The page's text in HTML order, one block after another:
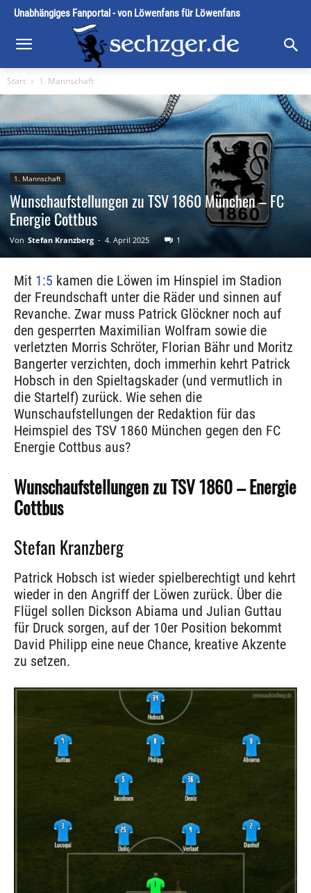
Unabhängiges Fanportal - von Löwenfans für Löwenfans
Start 1. Mannschaft
1. Mannschaft
Wunschaufstellungen zu TSV 1860 München – FC
Energie Cottbus
Von Stefan Kranzberg - 4. April 2025 1
Mit 1:5 kamen die Löwen im Hinspiel im Stadion
der Freundschaft unter die Räder und sinnen auf
Revanche. Zwar muss Patrick Glöckner noch auf
den gesperrten Maximilian Wolfram sowie die
verletzten Morris Schröter, Florian Bähr und Moritz
Bangerter verzichten, doch immerhin kehrt Patrick
Hobsch in den Spieltagskader (und vermutlich in
die Startelf) zurück. Wie sehen die
Wunschaufstellungen der Redaktion für das
Heimspiel des TSV 1860 München gegen den FC
Energie Cottbus aus?
Wunschaufstellungen zu TSV 1860 – Energie
Cottbus
Stefan Kranzberg
Patrick Hobsch ist wieder spielberechtigt und kehrt
wieder in den Angriff der Löwen zurück. Über die
Flügel sollen Dickson Abiama und Julian Guttau
für Druck sorgen, auf der 10er Position bekommt
David Philipp eine neue Chance, kreative Akzente
zu setzen.